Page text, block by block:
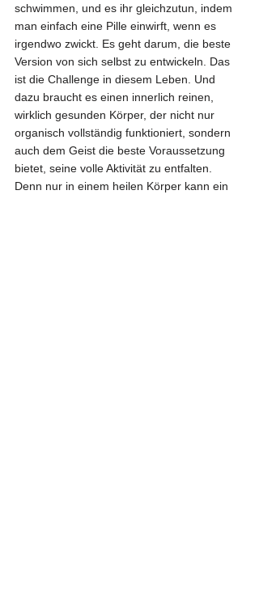
schwimmen, und es ihr gleichzutun, indem
man einfach eine Pille einwirft, wenn es
irgendwo zwickt. Es geht darum, die beste
Version von sich selbst zu entwickeln. Das
ist die Challenge in diesem Leben. Und
dazu braucht es einen innerlich reinen,
wirklich gesunden Körper, der nicht nur
organisch vollständig funktioniert, sondern
auch dem Geist die beste Voraussetzung
bietet, seine volle Aktivität zu entfalten.
Denn nur in einem heilen Körper kann ein